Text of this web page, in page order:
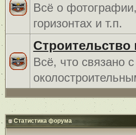
Всё о
горизонтах и т.п.
Строительство
Всё, что связано
Статистика форума